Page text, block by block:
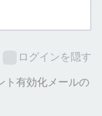
ログインを隠す
ト有効化メールの